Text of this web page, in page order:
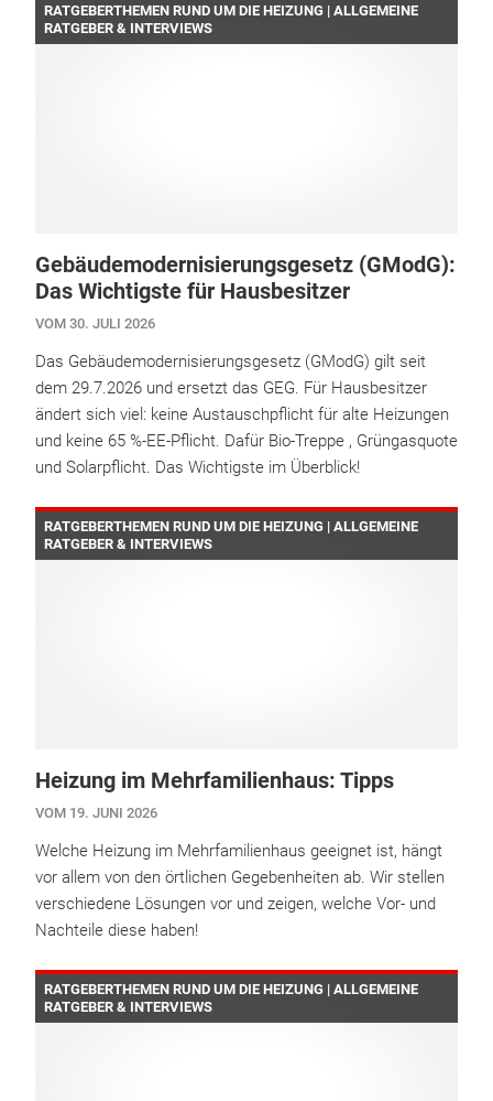
RATGEBERTHEMEN RUND UM DIE HEIZUNG | ALLGEMEINE
RATGEBER & INTERVIEWS
Gebäudemodernisierungsgesetz (GModG):
Das Wichtigste für Hausbesitzer
VOM 30. JULI 2026
Das Gebäudemodernisierungsgesetz (GModG) gilt seit
dem 29.7.2026 und ersetzt das GEG. Für Hausbesitzer
ändert sich viel: keine Austauschpflicht für alte Heizungen
und keine 65 %-EE-Pflicht. Dafür Bio-Treppe , Grüngasquote
und Solarpflicht. Das Wichtigste im Überblick!
RATGEBERTHEMEN RUND UM DIE HEIZUNG | ALLGEMEINE
RATGEBER & INTERVIEWS
Heizung im Mehrfamilienhaus: Tipps
VOM 19. JUNI 2026
Welche Heizung im Mehrfamilienhaus geeignet ist, hängt
vor allem von den örtlichen Gegebenheiten ab. Wir stellen
verschiedene Lösungen vor und zeigen, welche Vor- und
Nachteile diese haben!
RATGEBERTHEMEN RUND UM DIE HEIZUNG | ALLGEMEINE
RATGEBER & INTERVIEWS